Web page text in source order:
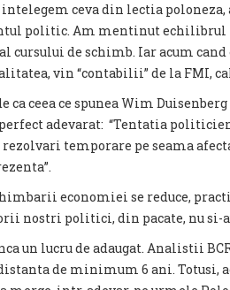
intelegem ceva din lectia
politic. Am mentinut echilibrul
cursului de schimb. Iar acum cand
vin “contabilii” de la FMI,
ca ceea ce spunea Wim
perfect adevarat: “Tentatia
rezolvari temporare pe seama
economiei se reduce,
nostri politici, din pacate, nu si-
un lucru de adaugat. Analistii
de minimum 6 ani. Totusi,